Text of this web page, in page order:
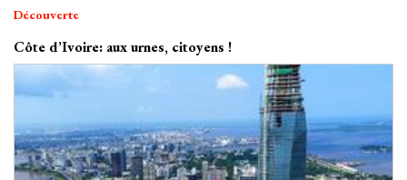
Découverte
Côte d’Ivoire: aux urnes, citoyens !